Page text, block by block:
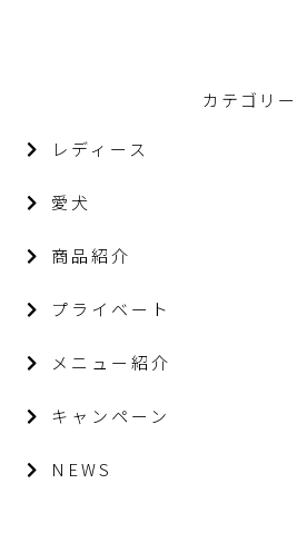
カテゴリー
レディース
愛犬
商品紹介
プライベート
メニュー紹介
キャンペーン
NEWS